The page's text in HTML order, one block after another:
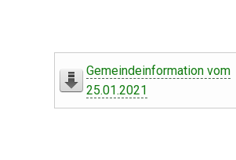
Gemeindeinformation vom
25.01.2021